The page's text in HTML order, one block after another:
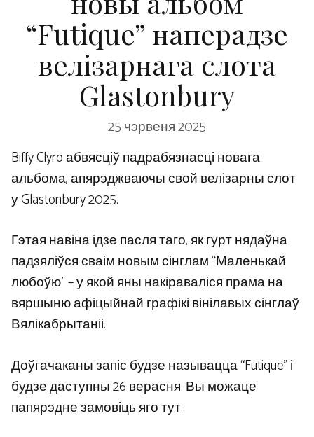
“Futique” наперадзе
велізарнага слота
Glastonbury
25 чэрвеня 2025
Biffy Clyro абвясціў падрабязнасці новага
альбома, апярэджваючы свой велізарны слот
у Glastonbury 2025.
Гэтая навіна ідзе пасля таго, як гурт нядаўна
падзяліўся сваім новым сінглам “Маленькай
любоўю” – у якой яны накіраваліся прама на
вяршыню афіцыйнай графікі вінілавых сінглаў
Вялікабрытаніі.
Доўгачаканы запіс будзе называцца “Futique” і
будзе даступны 26 верасня. Вы можаце
папярэдне замовіць яго тут.